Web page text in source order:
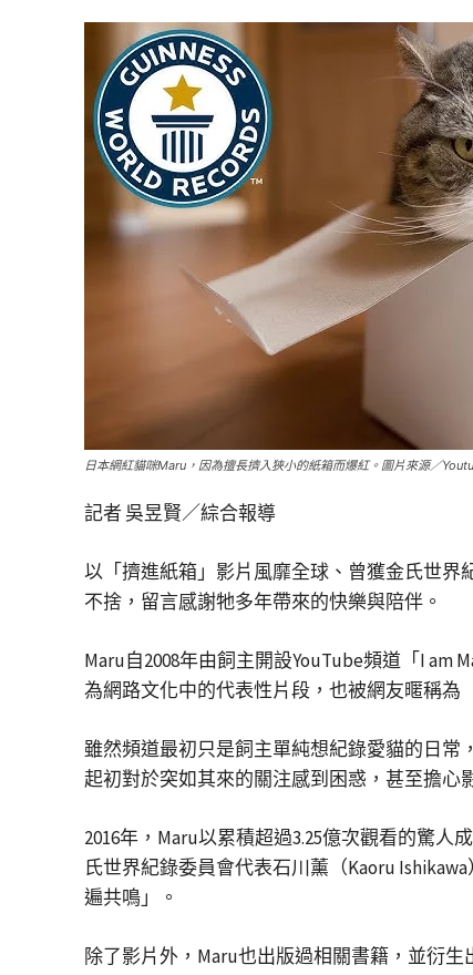
日本網紅貓咪Maru，因為擅長擠入狹小的紙箱而爆紅。圖片來源／
記者 吳昱賢／綜合報導
以「擠進紙箱」影片風靡全球、曾獲金氏世界
不捨，留言感謝牠多年帶來的快樂與陪伴。
Maru自2008年由飼主開設YouTube頻道「I
為網路文化中的代表性片段，也被網友暱稱為
雖然頻道最初只是飼主單純想紀錄愛貓的日常
起初對於突如其來的關注感到困惑，甚至擔心
2016年，Maru以累積超過3.25億次觀看的驚
氏世界紀錄委員會代表石川薰（Kaoru
遍共鳴」。
除了影片外，Maru也出版過相關書籍，並衍